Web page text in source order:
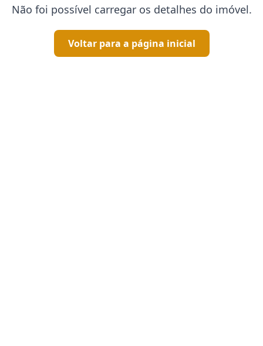
Não foi possível carregar os detalhes do imóvel.
Voltar para a página inicial